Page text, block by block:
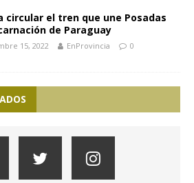
circular el tren que une Posadas
de Paraguay
15, 2022 EnProvincia 0